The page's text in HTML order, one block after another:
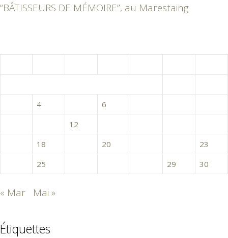
“BÂTISSEURS DE MÉMOIRE”, au Marestaing
4 6
12
18 20
23
25 29 30
« Mar Mai »
Étiquettes